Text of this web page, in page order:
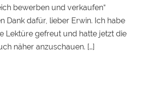
bewerben und verkaufen“
Dank dafür, lieber Erwin. Ich habe
Lektüre gefreut und hatte jetzt die
näher anzuschauen. […]